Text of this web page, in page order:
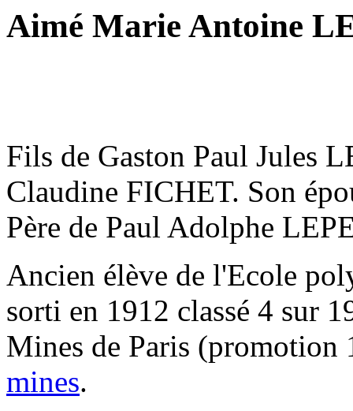
Aimé Marie Antoine
Fils de Gaston Paul Jules
Claudine FICHET. Son
Père de Paul Adolphe
Ancien élève de l'Ecole
sorti en 1912 classé 4 sur
Mines de Paris (promotion
mines.